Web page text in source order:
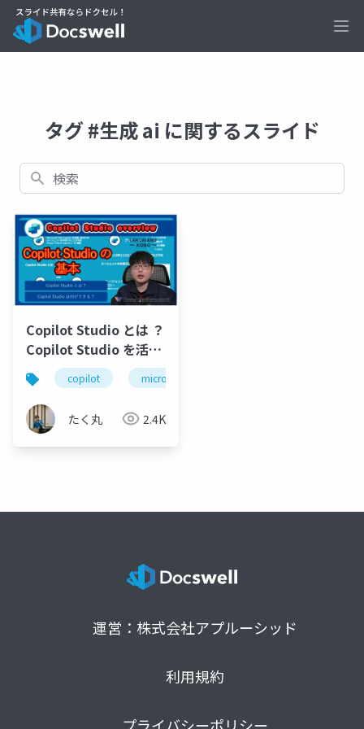
タグ #生成 ai に関するスライド
検索
Copilot Studio とは ？
Copilot Studio を活用
すると何ができる？
【たく丸工房】
copilot microsoft 365 copilot
たく丸 2.4K
運営：株式会社アプルーシッド
利用規約
プライバシーポリシー